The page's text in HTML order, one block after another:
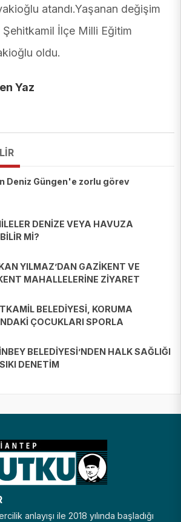
atandı.Yaşanan değişim
İlçe Milli Eğitim
oldu.
Yaz
Deniz Güngen'e zorlu görev
DENİZE VEYA HAVUZA
Mİ?
YILMAZ’DAN GAZİKENT VE
MAHALLELERİNE ZİYARET
BELEDİYESİ, KORUMA
ÇOCUKLARI SPORLA
BELEDİYESİ’NDEN HALK SAĞLIĞI
DENETİM
anlayışı ile 2018 yılında başladığı